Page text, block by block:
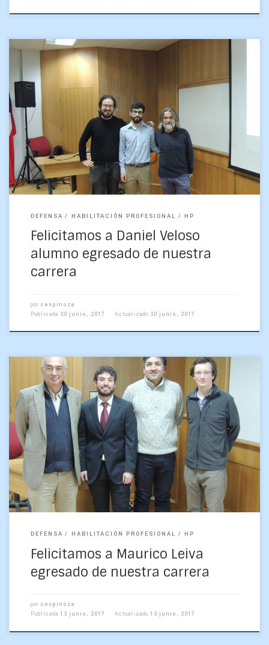
Tenemos el agrado de informarles que hoy viernes 30 de
junio de 2017, a las 15.15 hrs., se llevó a cabo la defensa de
Habilitación […]
DEFENSA HABILITACIÓN PROFESIONAL HP
Felicitamos a Daniel Veloso
alumno egresado de nuestra
carrera
por cespinoza
Publicada 30 junio, 2017 Actualizado 30 junio, 2017
Tenemos el agrado de informarles que hoy martes 13 de
junio de 2017, a las 15.00 hrs., se llevó a cabo la defensa de
Habilitación […]
DEFENSA HABILITACIÓN PROFESIONAL HP
Felicitamos a Maurico Leiva
egresado de nuestra carrera
por cespinoza
Publicada 13 junio, 2017 Actualizado 13 junio, 2017